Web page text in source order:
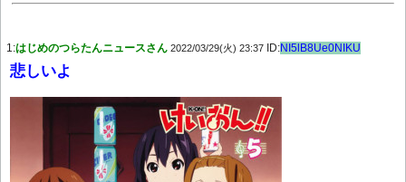
Powered by livedoor 相互RSS
1:はじめのつらたんニュースさん 2022/03/29(火) 23:37 ID:NI5lB8Ue0NIKU
悲しいよ